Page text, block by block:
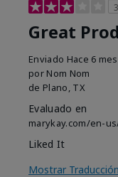
3
Great
Enviado Hace 6
por Nom Nom
de Plano, TX
Evaluado en
marykay.com/en-
Liked It
Mostrar Traducción